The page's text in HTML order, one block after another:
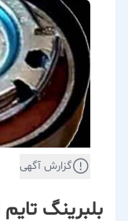
گزارش آگهی